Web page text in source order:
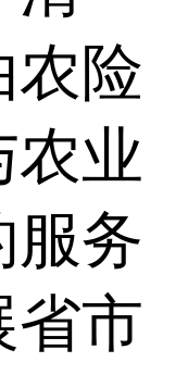
农险
农业
服务
省市